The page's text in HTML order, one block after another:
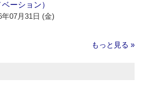
ーション）
年07月31日 (金)
もっと見る »